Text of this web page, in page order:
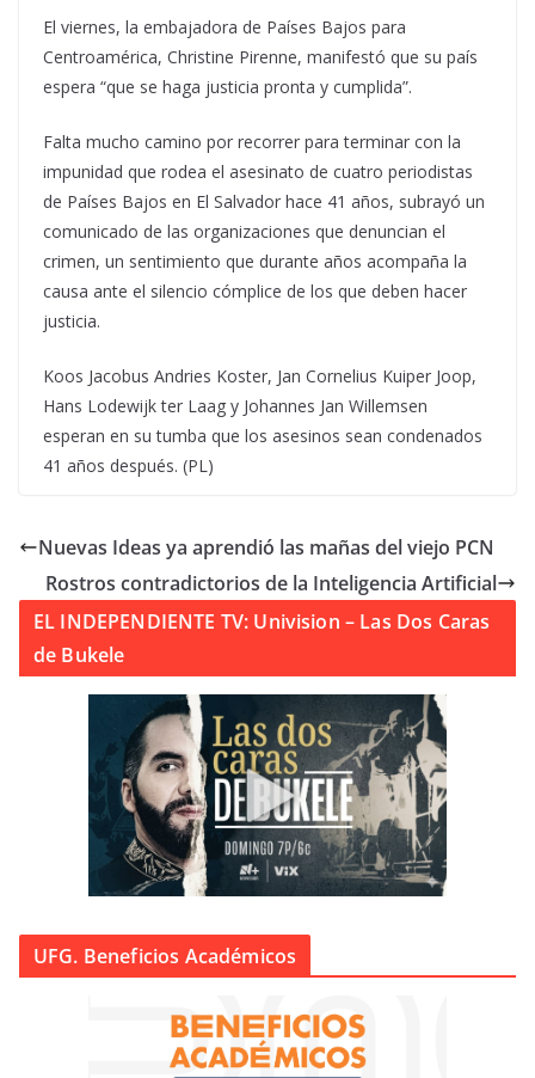
El viernes, la embajadora de Países Bajos para
Centroamérica, Christine Pirenne, manifestó que su país
espera “que se haga justicia pronta y cumplida”.
Falta mucho camino por recorrer para terminar con la
impunidad que rodea el asesinato de cuatro periodistas
de Países Bajos en El Salvador hace 41 años, subrayó un
comunicado de las organizaciones que denuncian el
crimen, un sentimiento que durante años acompaña la
causa ante el silencio cómplice de los que deben hacer
justicia.
Koos Jacobus Andries Koster, Jan Cornelius Kuiper Joop,
Hans Lodewijk ter Laag y Johannes Jan Willemsen
esperan en su tumba que los asesinos sean condenados
41 años después. (PL)
Nuevas Ideas ya aprendió las mañas del viejo PCN
Rostros contradictorios de la Inteligencia Artificial
EL INDEPENDIENTE TV: Univision – Las Dos Caras
de Bukele
UFG. Beneficios Académicos